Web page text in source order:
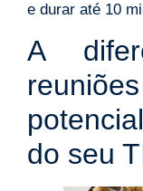
e durar até 10
A
do seu